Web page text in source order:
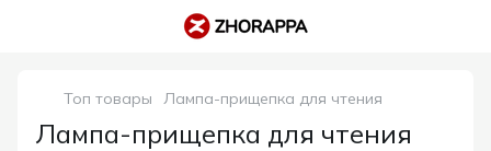
Топ товары Лампа-прищепка для чтения
Лампа-прищепка для чтения